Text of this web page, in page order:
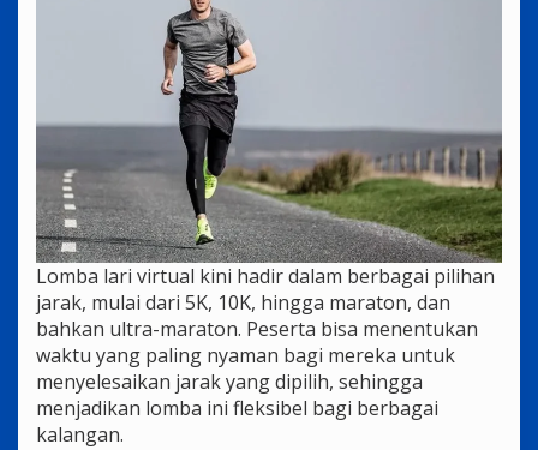
Lomba lari virtual kini hadir dalam berbagai pilihan
jarak, mulai dari 5K, 10K, hingga maraton, dan
bahkan ultra-maraton. Peserta bisa menentukan
waktu yang paling nyaman bagi mereka untuk
menyelesaikan jarak yang dipilih, sehingga
menjadikan lomba ini fleksibel bagi berbagai
kalangan.